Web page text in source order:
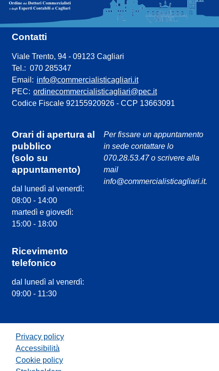
Contatti
Viale Trento, 94 - 09123 Cagliari
Tel.: 070 285347
Email: info@commercialisticagliari.it
PEC: ordinecommercialisticagliari@pec.it
Codice Fiscale 92155920926 - CCP 13663091
Orari di apertura al
pubblico
(solo su
appuntamento)
dal lunedì al venerdì:
08:00 - 14:00
martedì e giovedì:
15:00 - 18:00
Ricevimento
telefonico
dal lunedì al venerdì:
09:00 - 11:30
Per fissare un appuntamento
in sede contattare lo
070.28.53.47 o scrivere alla
mail
info@commercialisticagliari.it.
Privacy policy
Accessibilità
Cookie policy